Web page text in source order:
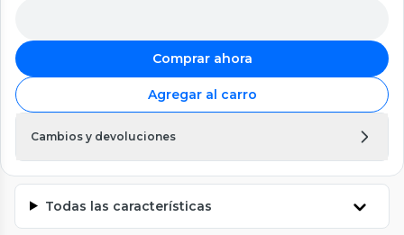
Comprar ahora
Agregar al carro
Cambios y devoluciones
Todas las características